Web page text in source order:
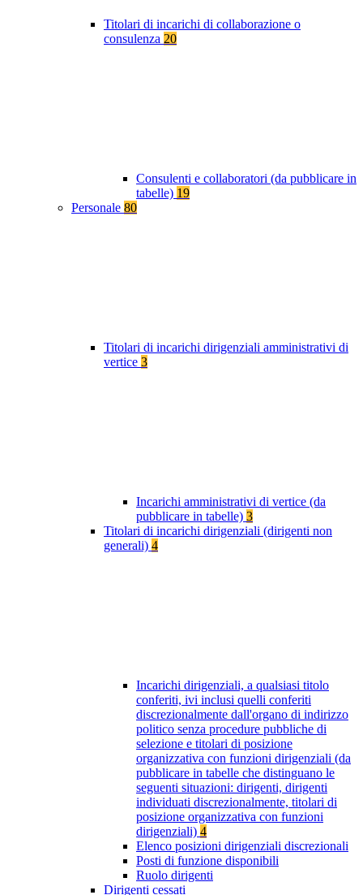
Titolari di incarichi di collaborazione o
consulenza 20
Consulenti e collaboratori (da pubblicare in
tabelle) 19
Personale 80
Titolari di incarichi dirigenziali amministrativi di
vertice 3
Incarichi amministrativi di vertice (da
pubblicare in tabelle) 3
Titolari di incarichi dirigenziali (dirigenti non
generali) 4
Incarichi dirigenziali, a qualsiasi titolo
conferiti, ivi inclusi quelli conferiti
discrezionalmente dall'organo di indirizzo
politico senza procedure pubbliche di
selezione e titolari di posizione
organizzativa con funzioni dirigenziali (da
pubblicare in tabelle che distinguano le
seguenti situazioni: dirigenti, dirigenti
individuati discrezionalmente, titolari di
posizione organizzativa con funzioni
dirigenziali) 4
Elenco posizioni dirigenziali discrezionali
Posti di funzione disponibili
Ruolo dirigenti
Dirigenti cessati